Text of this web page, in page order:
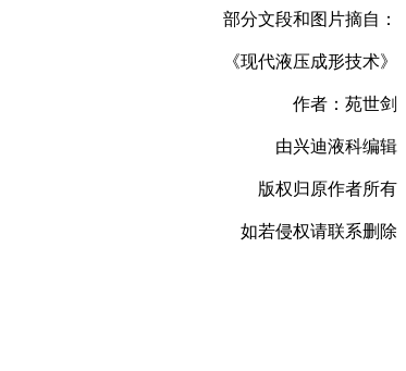
部分文段和图片摘自：
《现代液压成形技术》
作者：苑世剑
由兴迪液科编辑
版权归原作者所有
如若侵权请联系删除